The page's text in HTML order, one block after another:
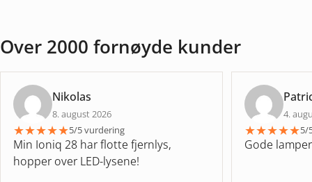
Over 2000 fornøyde kunder
Nikolas
8. august 2026
★★★★★5/5 vurdering
Min Ioniq 28 har flotte fjernlys,
hopper over LED-lysene!
4.
★★★★★5/
Gode lamper